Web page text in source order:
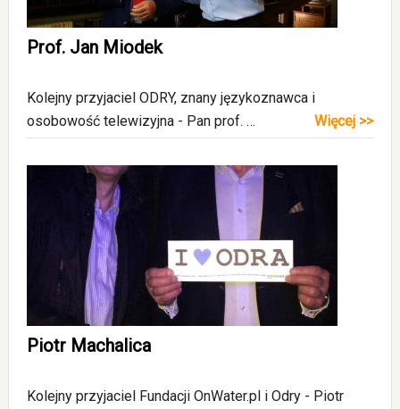
Prof. Jan Miodek
Kolejny przyjaciel ODRY, znany językoznawca i
osobowość telewizyjna - Pan prof. …
Więcej >>
Piotr Machalica
Kolejny przyjaciel Fundacji OnWater.pl i Odry - Piotr